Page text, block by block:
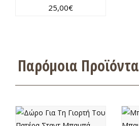
25,00€
Παρόμοια Προϊόντα